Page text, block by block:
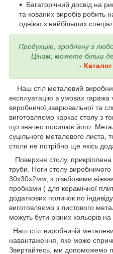
Багаторічний досвід на
та кованих виробів
однією з найбільших
Продукцію, зроблену з
Цінам, можете більш
-
Наш стіл металевий
експлуатацію в умовах гаража
виробничої,зварювальної та
виготовляємо каркас столу з
що значно посилює його.
суцільного металевого листа,
столи не потрібно ще якісь
Поверхня столу, прикріплена
труби. Ноги столу
30х30х2мм, з різьбовими
пробками ( для керамічної
додаткових поличок по
виготовляємо з листового
можуть бути різних кольорів
Наш стіл виробничій
навантаження, яке може
Звертайтесь, ми допоможемо